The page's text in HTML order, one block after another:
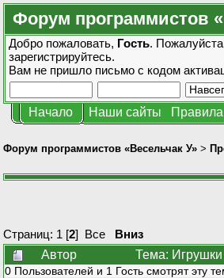
Форум программистов
Добро пожаловать, Гость.
зарегистрируйтесь.
Вам не пришло письмо с кодом
Начало Наши сайты Правила
Форум программистов «Весельчак У» >
Страниц: 1 [2] Все
Вниз
Автор
Тема:
0 Пользователей и 1 Гость смотрят эту